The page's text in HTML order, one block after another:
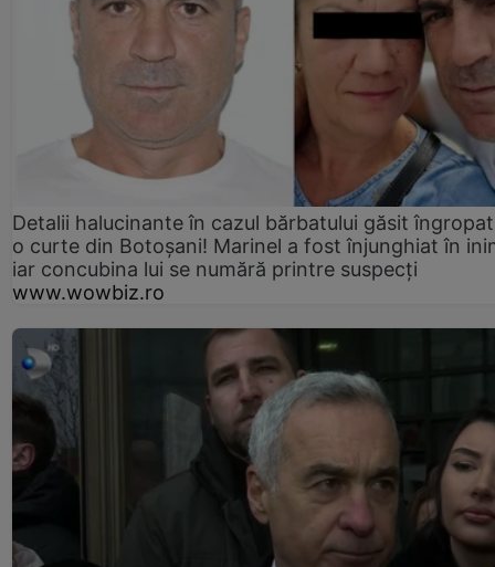
Detalii halucinante în cazul bărbatului găsit
o curte din Botoșani! Marinel a fost înjunghiat în
iar concubina lui se numără printre suspecți
www.wowbiz.ro